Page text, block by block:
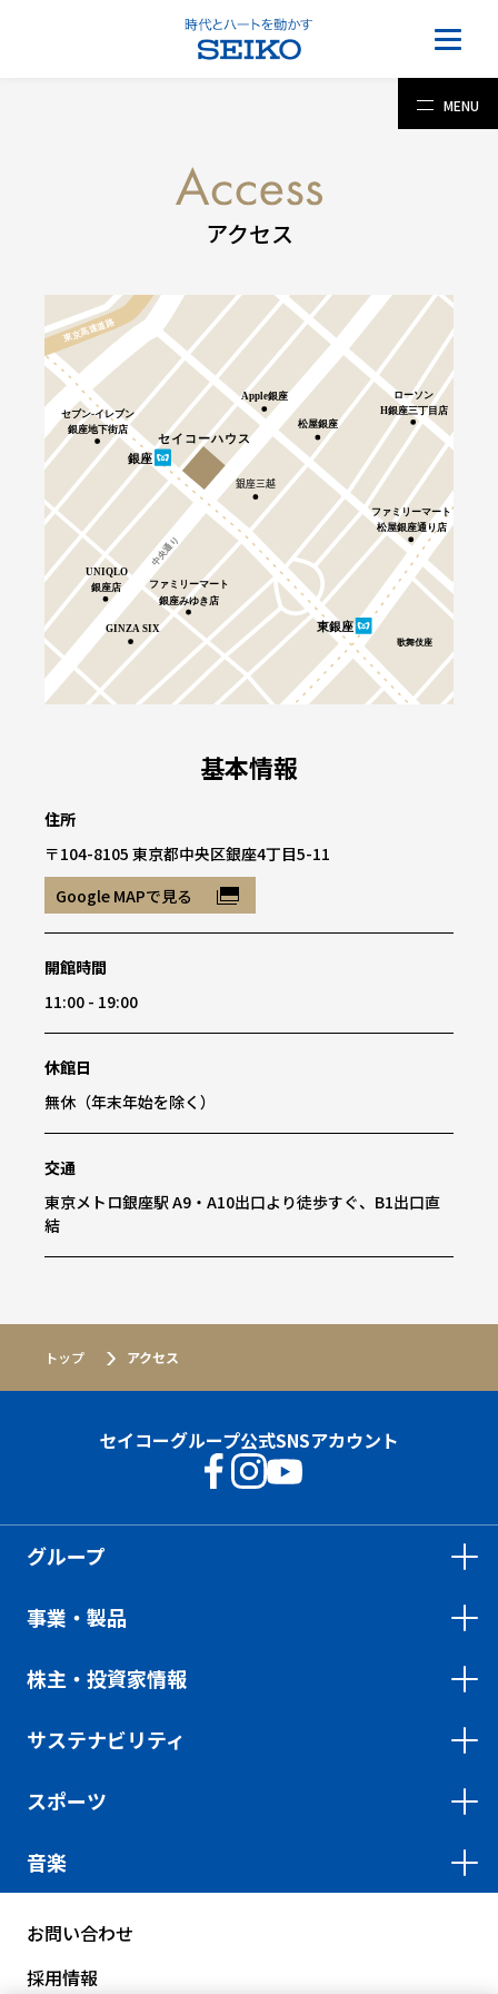
MENU
アクセス
基本情報
住所
〒104-8105 東京都中央区銀座4丁目5-11
Google MAPで見る
開館時間
11:00 - 19:00
休館日
無休（年末年始を除く）
交通
東京メトロ銀座駅 A9・A10出口より徒歩すぐ、B1出口直
結
トッ
トップ アクセス
セイコーグループ公式SNSアカウント
グループ
事業・製品
株主・投資家情報
サステナビリティ
スポーツ
音楽
お問い合わせ
採用情報